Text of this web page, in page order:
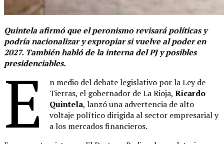
Quintela afirmó que el peronismo revisará políticas y
podría nacionalizar y expropiar si vuelve al poder en
2027. También habló de la interna del PJ y posibles
presidenciables.
E
n medio del debate legislativo por la Ley de
Tierras, el gobernador de La Rioja,Ricardo
Quintela, lanzó una advertencia de alto
voltaje político dirigida al sector empresarial y
a los mercados financieros.